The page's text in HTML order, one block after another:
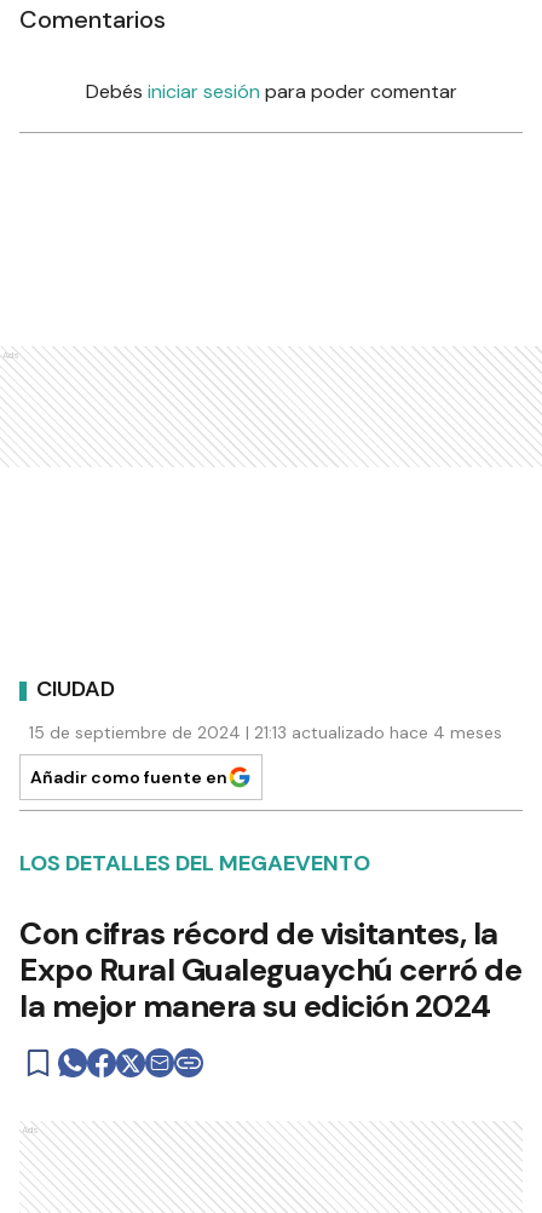
Comentarios
Debés iniciar sesión para poder comentar
Ads
CIUDAD
15 de septiembre de 2024 | 21:13 actualizado hace 4 meses
Añadir como fuente en
LOS DETALLES DEL MEGAEVENTO
Con cifras récord de visitantes, la
Expo Rural Gualeguaychú cerró de
la mejor manera su edición 2024
Ads